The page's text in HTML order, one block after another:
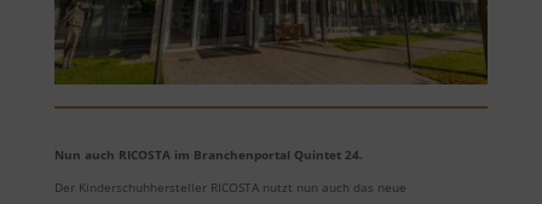
Nun auch RICOSTA im Branchenportal Quintet 24.
Der Kinderschuhhersteller RICOSTA nutzt nun auch das neue